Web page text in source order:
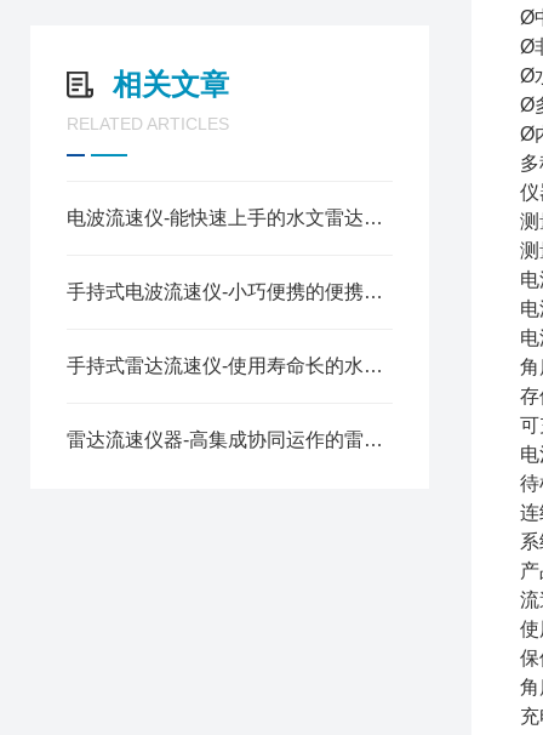
相关文章
RELATED ARTICLES
电波流速仪-能快速上手的水文雷达测速仪2025（万象推荐）
手持式电波流速仪-小巧便携的便携式svr测速仪2025（万象推荐）
手持式雷达流速仪-使用寿命长的水流雷达枪2025（万象推荐）
雷达流速仪器-高集成协同运作的雷达流速仪价格2025（万象推荐）
Ø
Ø
Ø
Ø
Ø
仪
测
测
角
存
可
连
流
使
保
角